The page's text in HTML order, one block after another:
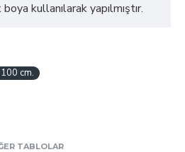
kullanılarak yapılmıştır.
cm.
TABLOLAR